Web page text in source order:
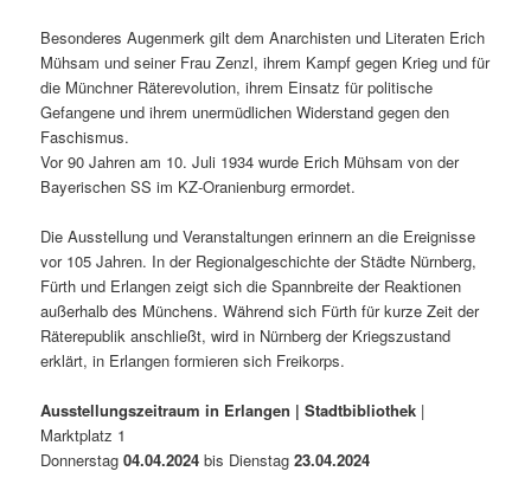
Besonderes Augenmerk gilt dem Anarchisten und Literaten Erich
Mühsam und seiner Frau Zenzl, ihrem Kampf gegen Krieg und für
die Münchner Räterevolution, ihrem Einsatz für politische
Gefangene und ihrem unermüdlichen Widerstand gegen den
Faschismus.
Vor 90 Jahren am 10. Juli 1934 wurde Erich Mühsam von der
Bayerischen SS im KZ-Oranienburg ermordet.
Die Ausstellung und Veranstaltungen erinnern an die Ereignisse
vor 105 Jahren. In der Regionalgeschichte der Städte Nürnberg,
Fürth und Erlangen zeigt sich die Spannbreite der Reaktionen
außerhalb des Münchens. Während sich Fürth für kurze Zeit der
Räterepublik anschließt, wird in Nürnberg der Kriegszustand
erklärt, in Erlangen formieren sich Freikorps.
Ausstellungszeitraum in Erlangen | Stadtbibliothek |
Marktplatz 1
Donnerstag04.04.2024 bis Dienstag23.04.2024